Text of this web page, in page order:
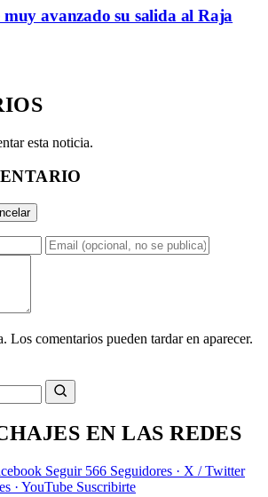
avanzado su salida al Raja
esta noticia.
Los comentarios pueden tardar en aparecer.
EN LAS REDES
Seguir 566 Seguidores · X / Twitter
· YouTube Suscribirte